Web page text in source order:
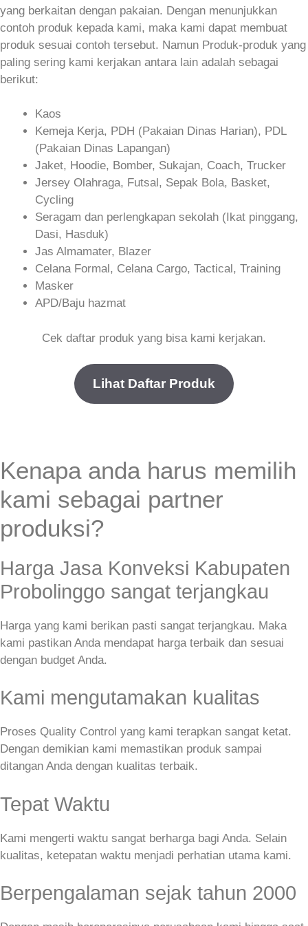
yang berkaitan dengan pakaian. Dengan menunjukkan
contoh produk kepada kami, maka kami dapat membuat
produk sesuai contoh tersebut. Namun Produk-produk yang
paling sering kami kerjakan antara lain adalah sebagai
berikut:
Kaos
Kemeja Kerja, PDH (Pakaian Dinas Harian), PDL
(Pakaian Dinas Lapangan)
Jaket, Hoodie, Bomber, Sukajan, Coach, Trucker
Jersey Olahraga, Futsal, Sepak Bola, Basket,
Cycling
Seragam dan perlengkapan sekolah (Ikat pinggang,
Dasi, Hasduk)
Jas Almamater, Blazer
Celana Formal, Celana Cargo, Tactical, Training
Masker
APD/Baju hazmat
Cek daftar produk yang bisa kami kerjakan.
Lihat Daftar Produk
Kenapa anda harus memilih
kami sebagai partner
produksi?
Harga Jasa Konveksi Kabupaten
Probolinggo sangat terjangkau
Harga yang kami berikan pasti sangat terjangkau. Maka
kami pastikan Anda mendapat harga terbaik dan sesuai
dengan budget Anda.
Kami mengutamakan kualitas
Proses Quality Control yang kami terapkan sangat ketat.
Dengan demikian kami memastikan produk sampai
ditangan Anda dengan kualitas terbaik.
Tepat Waktu
Kami mengerti waktu sangat berharga bagi Anda. Selain
kualitas, ketepatan waktu menjadi perhatian utama kami.
Berpengalaman sejak tahun 2000